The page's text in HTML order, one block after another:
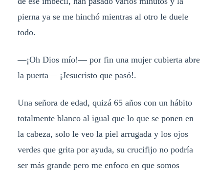
pierna ya se me hinchó mientras al otro le duele
todo.
—¡Oh Dios mío!— por fin una mujer cubierta abre
la puerta— ¡Jesucristo que pasó!.
Una señora de edad, quizá 65 años con un hábito
totalmente blanco al igual que lo que se ponen en
la cabeza, solo le veo la piel arrugada y los ojos
verdes que grita por ayuda, su crucifijo no podría
ser más grande pero me enfoco en que somos